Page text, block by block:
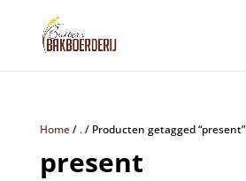
Home/ ./ Producten getagged “present”
present